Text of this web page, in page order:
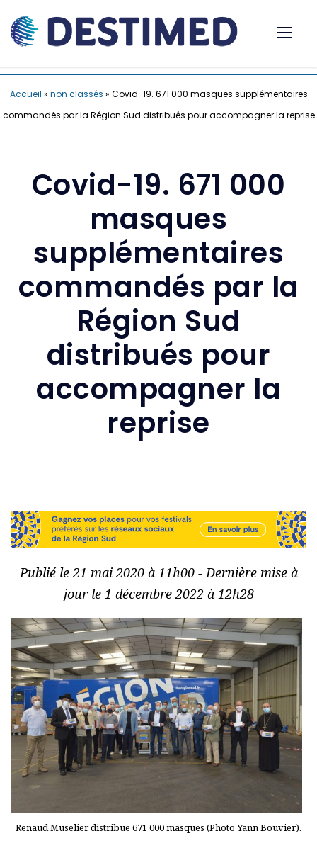
Accueil » non classés » Covid-19. 671 000 masques supplémentaires
commandés par la Région Sud distribués pour accompagner la reprise
Covid-19. 671 000
masques
supplémentaires
commandés par la
Région Sud
distribués pour
accompagner la
reprise
Publié le 21 mai 2020 à 11h00 - Dernière mise à
jour le 1 décembre 2022 à 12h28
Renaud Muselier distribue 671 000 masques (Photo Yann Bouvier).